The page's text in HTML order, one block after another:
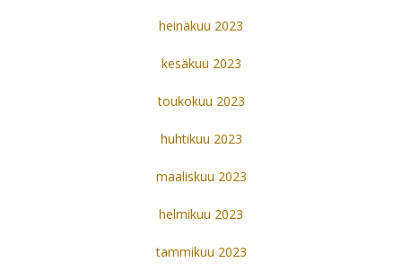
heinäkuu 2023
kesäkuu 2023
toukokuu 2023
huhtikuu 2023
maaliskuu 2023
helmikuu 2023
tammikuu 2023